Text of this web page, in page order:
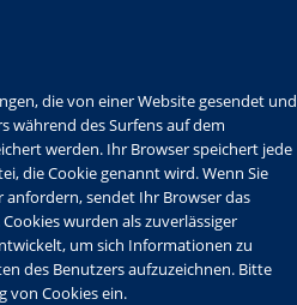
die von einer Website gesendet und
während des Surfens auf dem
werden. Ihr Browser speichert jede
die Cookie genannt wird. Wenn Sie
anfordern, sendet Ihr Browser das
wurden als zuverlässiger
um sich Informationen zu
des Benutzers aufzuzeichnen. Bitte
von Cookies ein.
Schulabschlüsse
Service